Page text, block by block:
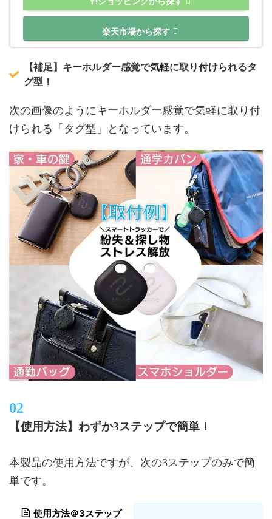
楽天市場から探す
【補足】キーホルダー感覚で気軽に取り付けられるタ
グ型！
次の画像のようにキーホルダー感覚で気軽に取り付
けられる「タグ型」となっています。
【使用方法】わずか3ステップで簡単！
本製品の使用方法ですが、次の3ステップのみで簡
単です。
使用方法＠3ステップ